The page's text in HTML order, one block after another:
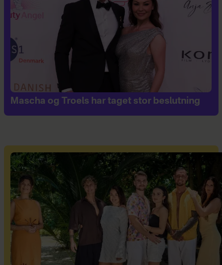
Mascha og Troels har taget stor beslutning